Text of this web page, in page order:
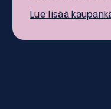
Lue lisää